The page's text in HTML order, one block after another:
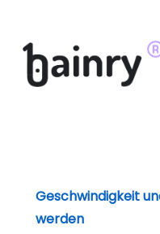
Geschwindigkeit
werden